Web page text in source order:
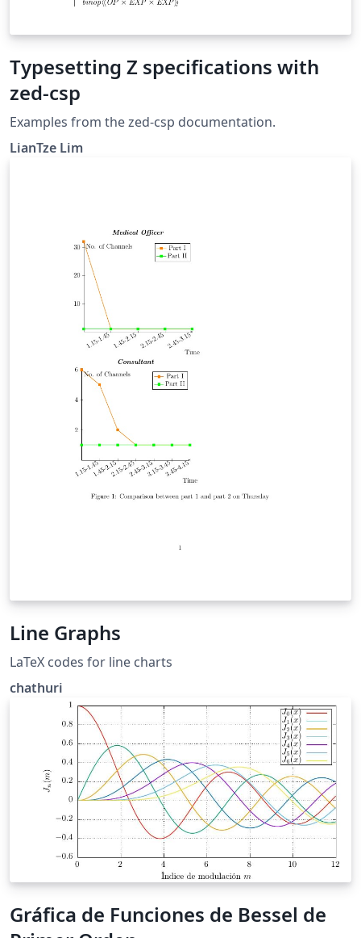
Typesetting Z specifications with
zed-csp
Examples from the zed-csp documentation.
LianTze Lim
Line Graphs
LaTeX codes for line charts
chathuri
Gráfica de Funciones de Bessel de